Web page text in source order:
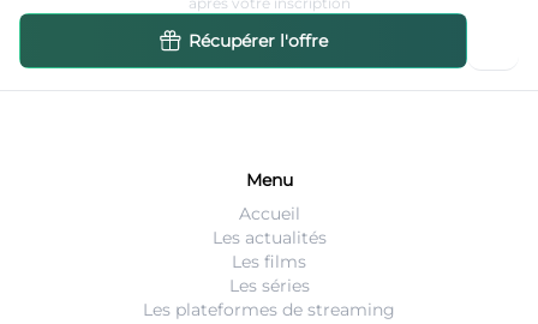
Récupérer l'offre
Menu
Accueil
Les actualités
Les films
Les séries
Les plateformes de streaming